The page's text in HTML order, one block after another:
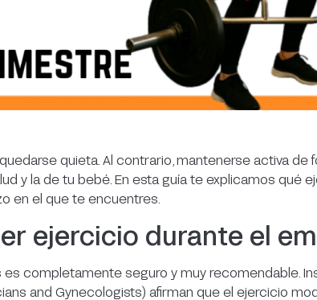
quieta. Al contrario, mantenerse activa
y la de tu bebé. En esta guía te explicamos qué
en el que te encuentres.
ejercicio durante el
es completamente seguro y muy recomendable.
and Gynecologists) afirman que el ejercicio